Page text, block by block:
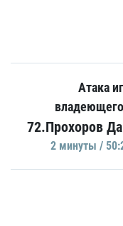
Атака
72.Прохоров
2 минуты /